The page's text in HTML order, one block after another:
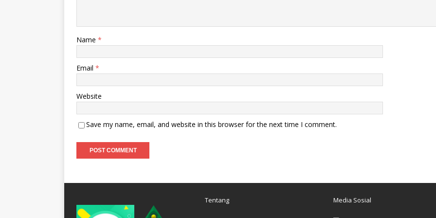
Name *
Email *
Website
Save my name, email, and website in this browser for the next time I comment.
Tentang Media Sosial